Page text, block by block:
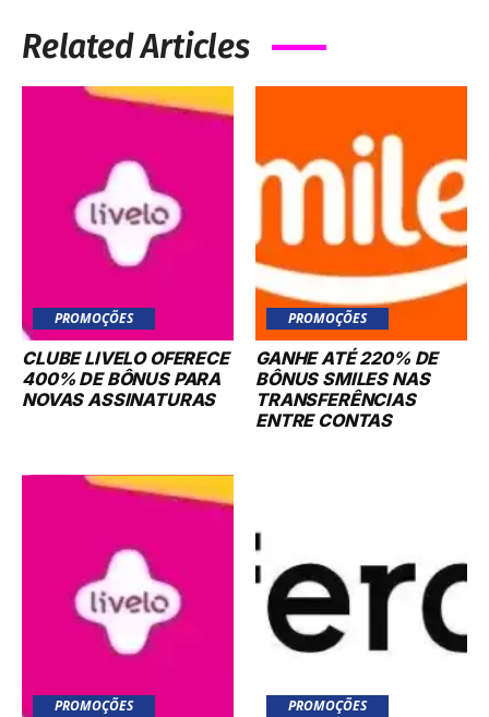
Related Articles
PROMOÇÕES
CLUBE LIVELO OFERECE
400% DE BÔNUS PARA
NOVAS ASSINATURAS
PROMOÇÕES
GANHE ATÉ 220% DE
BÔNUS SMILES NAS
TRANSFERÊNCIAS
ENTRE CONTAS
PROMOÇÕES PROMOÇÕES